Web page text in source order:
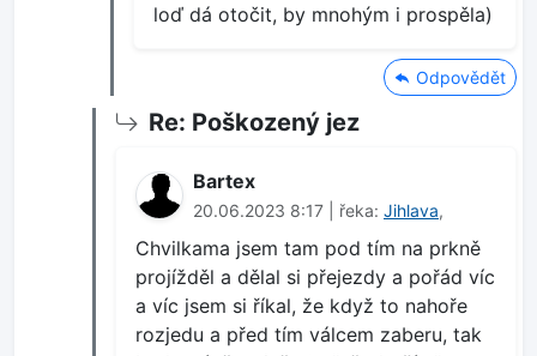
loď dá otočit, by mnohým i prospěla)
Odpovědět
Re: Poškozený jez
Bartex
20.06.2023 8:17 | řeka: Jihlava,
Chvilkama jsem tam pod tím na prkně
projížděl a dělal si přejezdy a pořád víc
a víc jsem si říkal, že když to nahoře
rozjedu a před tím válcem zaberu, tak